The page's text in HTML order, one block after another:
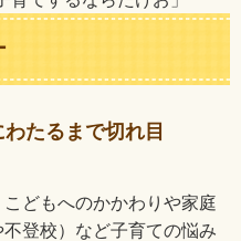
たるまで切れ目
どもへのかかわりや家庭
登校）など子育ての悩み